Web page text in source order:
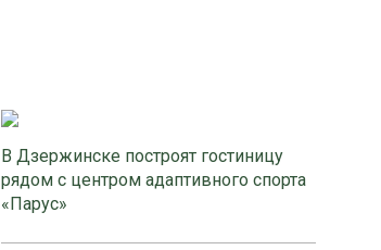
В Дзержинске построят гостиницу
рядом с центром адаптивного спорта
«Парус»